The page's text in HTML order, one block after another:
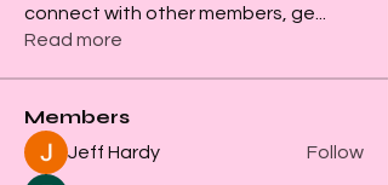
connect with other members, ge...
Read more
Members
Jeff Hardy Follow